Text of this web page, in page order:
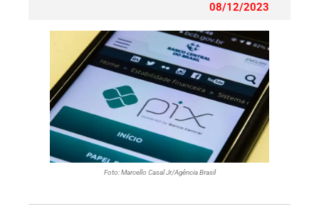
08/12/2023
Foto: Marcello Casal Jr/Agência Brasil